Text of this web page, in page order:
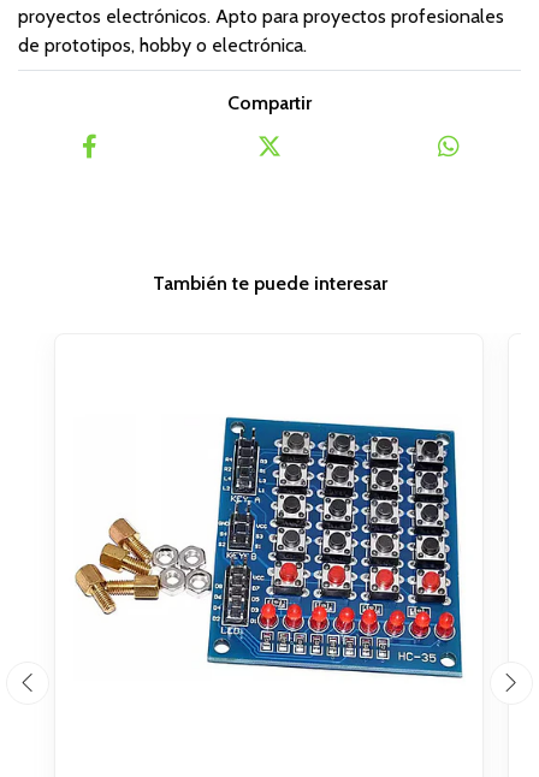
proyectos electrónicos. Apto para proyectos profesionales
de prototipos, hobby o electrónica.
Compartir
También te puede interesar